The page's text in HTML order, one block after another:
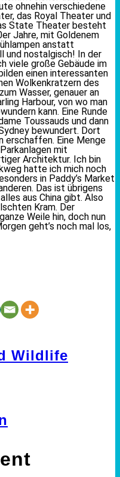
ohnehin verschiedene
das Royal Theater und
State Theater besteht
Jahre, mit Goldenem
anstatt
und nostalgisch! In der
viele große Gebäude im
einen interessanten
Wolkenkratzern des
Wasser, genauer an
Harbour, von wo man
kann. Eine Runde
Toussauds und dann
bewundert. Dort
erschaffen. Eine Menge
mit
Architektur. Ich bin
hatte ich mich noch
in Paddy’s Market
Das ist übrigens
aus China gibt. Also
Kram. Der
Weile hin, doch nun
geht’s noch mal los,
Wildlife